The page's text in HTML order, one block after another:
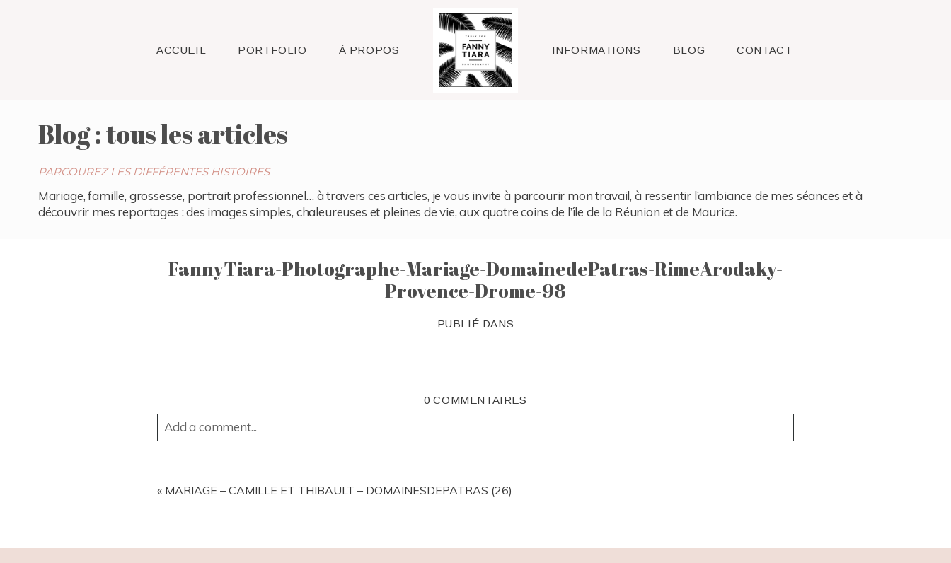
ACCUEIL PORTFOLIO À PROPOS Raleigh INFORMATIONS BLOG CONTACT
Blog : tous les articles
PARCOUREZ LES DIFFÉRENTES HISTOIRES
Mariage, famille, grossesse, portrait professionnel… à travers ces articles, je vous invite à parcourir mon travail, à ressentir l’ambiance de mes séances et à
découvrir mes reportages : des images simples, chaleureuses et pleines de vie, aux quatre coins de l’île de la Réunion et de Maurice.
FannyTiara-Photographe-Mariage-DomainedePatras-RimeArodaky-
Provence-Drome-98
PUBLIÉ DANS
0 COMMENTAIRES
Add a comment...
« MARIAGE – CAMILLE ET THIBAULT – DOMAINESDEPATRAS (26)